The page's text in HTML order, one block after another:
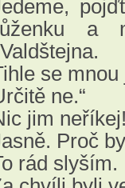
a
se
ne.“
jim
Proč
rád slyším.